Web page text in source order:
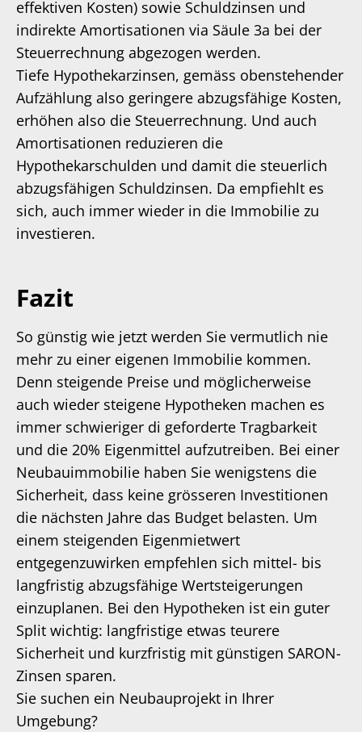
effektiven Kosten) sowie Schuldzinsen und
indirekte Amortisationen via Säule 3a bei der
Steuerrechnung abgezogen werden.
Tiefe Hypothekarzinsen, gemäss obenstehender
Aufzählung also geringere abzugsfähige Kosten,
erhöhen also die Steuerrechnung. Und auch
Amortisationen reduzieren die
Hypothekarschulden und damit die steuerlich
abzugsfähigen Schuldzinsen. Da empfiehlt es
sich, auch immer wieder in die Immobilie zu
investieren.
Fazit
So günstig wie jetzt werden Sie vermutlich nie
mehr zu einer eigenen Immobilie kommen.
Denn steigende Preise und möglicherweise
auch wieder steigene Hypotheken machen es
immer schwieriger di geforderte Tragbarkeit
und die 20% Eigenmittel aufzutreiben. Bei einer
Neubauimmobilie haben Sie wenigstens die
Sicherheit, dass keine grösseren Investitionen
die nächsten Jahre das Budget belasten. Um
einem steigenden Eigenmietwert
entgegenzuwirken empfehlen sich mittel- bis
langfristig abzugsfähige Wertsteigerungen
einzuplanen. Bei den Hypotheken ist ein guter
Split wichtig: langfristige etwas teurere
Sicherheit und kurzfristig mit günstigen SARON-
Zinsen sparen.
Sie suchen ein Neubauprojekt in Ihrer
Umgebung?